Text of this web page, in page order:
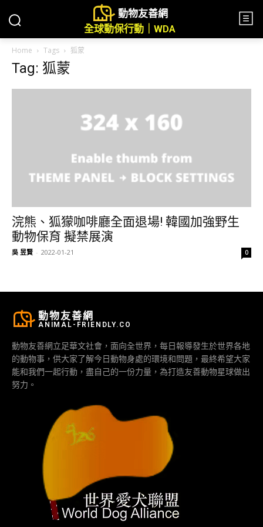
動物友善網
全球動保行動｜WDA
Home Tags 狐蒙
Tag: 狐蒙
浣熊、狐獴咖啡廳全面退場! 韓國加強野生
動物保育 擬禁展演
吳 昱賢 - 2022-01-21 0
動物友善網
ANIMAL-FRIENDLY.CO
動物友善網立足華文社會，面向全世界，每日報導發生於世界各地
的動物事，供大家了解今日動物身處的環境和問題，最終希望大家
能和我們一起行動，盡自己的一份力量，為打造友善動物星球做出
努力。